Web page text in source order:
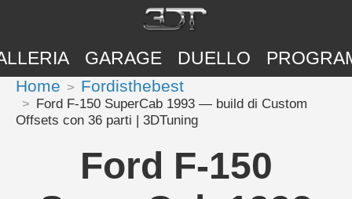
GARAGE DUELLO
Home Fordisthebest
Ford F-150 SuperCab 1993 — build di Custom
Offsets con 36 parti | 3DTuning
Ford F-150